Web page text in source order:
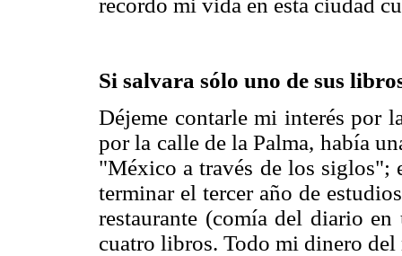
recordó mi vida en esta ciudad
Si salvara sólo uno de sus
Déjeme contarle mi interés por
por la calle de la Palma, había
"México a través de los siglos";
terminar el tercer año de
restaurante (comía del diario en
cuatro libros. Todo mi dinero del